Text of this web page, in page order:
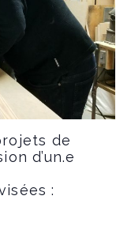
de
d’un.e
: